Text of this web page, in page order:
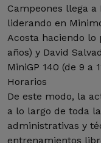
Campeones llega
liderando en
Acosta haciendo lo
años) y David
MiniGP 140 (de 9 a
Horarios
De este modo, la
a lo largo de toda
administrativas y
entrenamientos